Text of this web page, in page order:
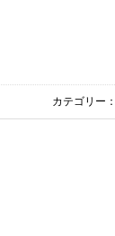
カテゴリー：